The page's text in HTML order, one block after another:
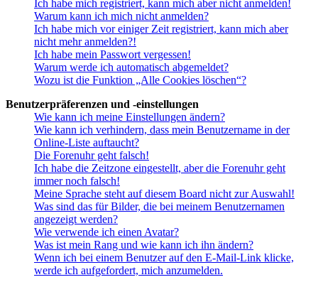
Ich habe mich registriert, kann mich aber nicht anmelden!
Warum kann ich mich nicht anmelden?
Ich habe mich vor einiger Zeit registriert, kann mich aber
nicht mehr anmelden?!
Ich habe mein Passwort vergessen!
Warum werde ich automatisch abgemeldet?
Wozu ist die Funktion „Alle Cookies löschen“?
Benutzerpräferenzen und -einstellungen
Wie kann ich meine Einstellungen ändern?
Wie kann ich verhindern, dass mein Benutzername in der
Online-Liste auftaucht?
Die Forenuhr geht falsch!
Ich habe die Zeitzone eingestellt, aber die Forenuhr geht
immer noch falsch!
Meine Sprache steht auf diesem Board nicht zur Auswahl!
Was sind das für Bilder, die bei meinem Benutzernamen
angezeigt werden?
Wie verwende ich einen Avatar?
Was ist mein Rang und wie kann ich ihn ändern?
Wenn ich bei einem Benutzer auf den E-Mail-Link klicke,
werde ich aufgefordert, mich anzumelden.